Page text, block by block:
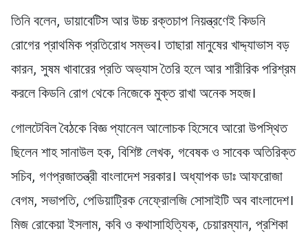
তিনি বলেন, ডায়াবেটিস আর উচ্চ রক্তচাপ নিয়ন্ত্রণেই কিডনি
রোগের প্রাথমিক প্রতিরোধ সম্ভব। তাছারা মানুষের খাদ্দ্যাভাস বড়
কারন, সুষম খাবারের প্রতি অভ্যাস তৈরি হলে আর শারীরিক পরিশ্রম
করলে কিডনি রোগ থেকে নিজেকে মুক্ত রাখা অনেক সহজ।
গোলটেবিল বৈঠকে বিজ্ঞ প্যানেল আলোচক হিসেবে আরো উপস্থিত
ছিলেন শাহ সানাউল হক, বিশিষ্ট লেখক, গবেষক ও সাবেক অতিরিক্ত
সচিব, গণপ্রজাতন্ত্রী বাংলাদেশ সরকার। অধ্যাপক ডাঃ আফরোজা
বেগম, সভাপতি, পেডিয়াট্রিক নেফ্রোলজি সোসাইটি অব বাংলাদেশ।
মিজ রোকেয়া ইসলাম, কবি ও কথাসাহিত্যিক, চেয়ারম্যান, প্রশিকা